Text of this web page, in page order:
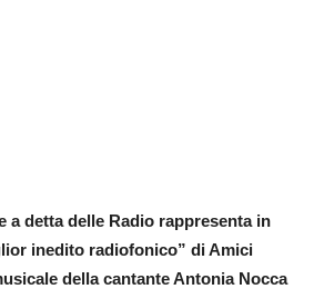
a detta delle Radio rappresenta in
inedito radiofonico” di Amici
della cantante Antonia Nocca